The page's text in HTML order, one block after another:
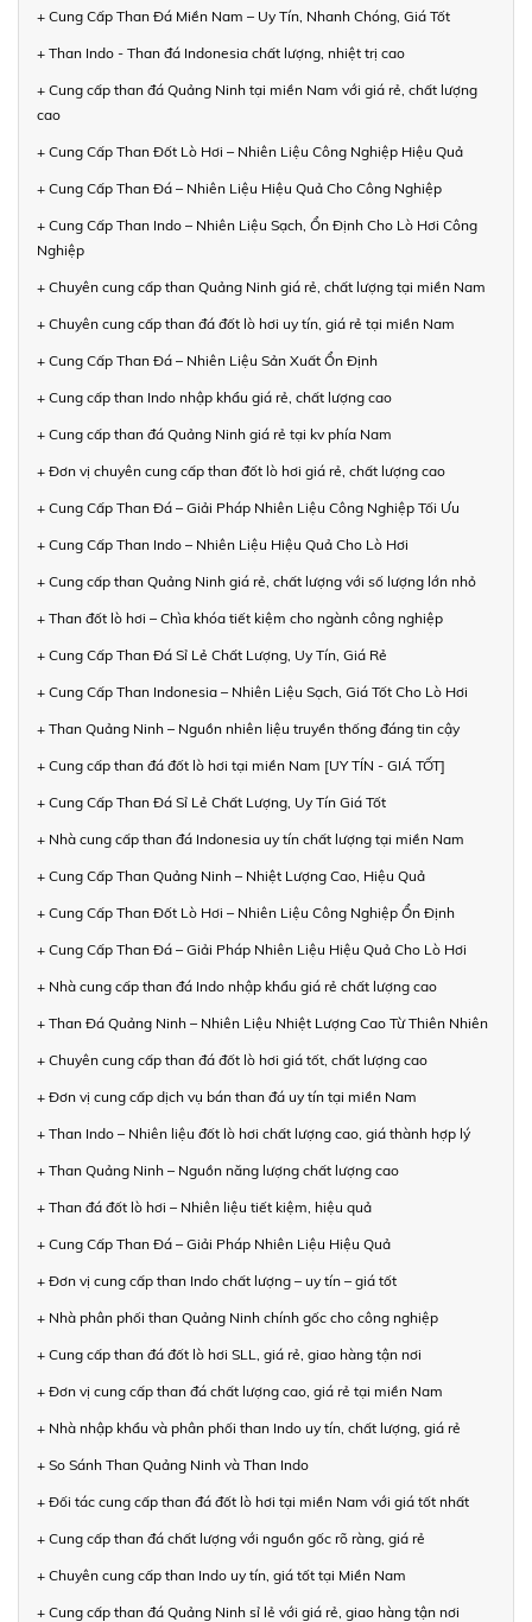
+ Cung Cấp Than Đá Miền Nam – Uy Tín, Nhanh Chóng, Giá Tốt
+ Than Indo - Than đá Indonesia chất lượng, nhiệt trị cao
+ Cung cấp than đá Quảng Ninh tại miền Nam với giá rẻ, chất lượng
cao
+ Cung Cấp Than Đốt Lò Hơi – Nhiên Liệu Công Nghiệp Hiệu Quả
+ Cung Cấp Than Đá – Nhiên Liệu Hiệu Quả Cho Công Nghiệp
+ Cung Cấp Than Indo – Nhiên Liệu Sạch, Ổn Định Cho Lò Hơi Công
Nghiệp
+ Chuyên cung cấp than Quảng Ninh giá rẻ, chất lượng tại miền Nam
+ Chuyên cung cấp than đá đốt lò hơi uy tín, giá rẻ tại miền Nam
+ Cung Cấp Than Đá – Nhiên Liệu Sản Xuất Ổn Định
+ Cung cấp than Indo nhập khẩu giá rẻ, chất lượng cao
+ Cung cấp than đá Quảng Ninh giá rẻ tại kv phía Nam
+ Đơn vị chuyên cung cấp than đốt lò hơi giá rẻ, chất lượng cao
+ Cung Cấp Than Đá – Giải Pháp Nhiên Liệu Công Nghiệp Tối Ưu
+ Cung Cấp Than Indo – Nhiên Liệu Hiệu Quả Cho Lò Hơi
+ Cung cấp than Quảng Ninh giá rẻ, chất lượng với số lượng lớn nhỏ
+ Than đốt lò hơi – Chìa khóa tiết kiệm cho ngành công nghiệp
+ Cung Cấp Than Đá Sỉ Lẻ Chất Lượng, Uy Tín, Giá Rẻ
+ Cung Cấp Than Indonesia – Nhiên Liệu Sạch, Giá Tốt Cho Lò Hơi
+ Than Quảng Ninh – Nguồn nhiên liệu truyền thống đáng tin cậy
+ Cung cấp than đá đốt lò hơi tại miền Nam [UY TÍN - GIÁ TỐT]
+ Cung Cấp Than Đá Sỉ Lẻ Chất Lượng, Uy Tín Giá Tốt
+ Nhà cung cấp than đá Indonesia uy tín chất lượng tại miền Nam
+ Cung Cấp Than Quảng Ninh – Nhiệt Lượng Cao, Hiệu Quả
+ Cung Cấp Than Đốt Lò Hơi – Nhiên Liệu Công Nghiệp Ổn Định
+ Cung Cấp Than Đá – Giải Pháp Nhiên Liệu Hiệu Quả Cho Lò Hơi
+ Nhà cung cấp than đá Indo nhập khẩu giá rẻ chất lượng cao
+ Than Đá Quảng Ninh – Nhiên Liệu Nhiệt Lượng Cao Từ Thiên Nhiên
+ Chuyên cung cấp than đá đốt lò hơi giá tốt, chất lượng cao
+ Đơn vị cung cấp dịch vụ bán than đá uy tín tại miền Nam
+ Than Indo – Nhiên liệu đốt lò hơi chất lượng cao, giá thành hợp lý
+ Than Quảng Ninh – Nguồn năng lượng chất lượng cao
+ Than đá đốt lò hơi – Nhiên liệu tiết kiệm, hiệu quả
+ Cung Cấp Than Đá – Giải Pháp Nhiên Liệu Hiệu Quả
+ Đơn vị cung cấp than Indo chất lượng – uy tín – giá tốt
+ Nhà phân phối than Quảng Ninh chính gốc cho công nghiệp
+ Cung cấp than đá đốt lò hơi SLL, giá rẻ, giao hàng tận nơi
+ Đơn vị cung cấp than đá chất lượng cao, giá rẻ tại miền Nam
+ Nhà nhập khẩu và phân phối than Indo uy tín, chất lượng, giá rẻ
+ So Sánh Than Quảng Ninh và Than Indo
+ Đối tác cung cấp than đá đốt lò hơi tại miền Nam với giá tốt nhất
+ Cung cấp than đá chất lượng với nguồn gốc rõ ràng, giá rẻ
+ Chuyên cung cấp than Indo uy tín, giá tốt tại Miền Nam
+ Cung cấp than đá Quảng Ninh sỉ lẻ với giá rẻ, giao hàng tận nơi